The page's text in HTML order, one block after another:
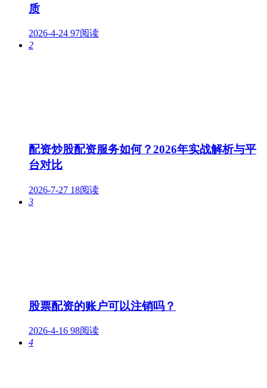
质
2026-4-24 97阅读
2
配资炒股配资服务如何？2026年实战解析与平
台对比
2026-7-27 18阅读
3
股票配资的账户可以注销吗？
2026-4-16 98阅读
4